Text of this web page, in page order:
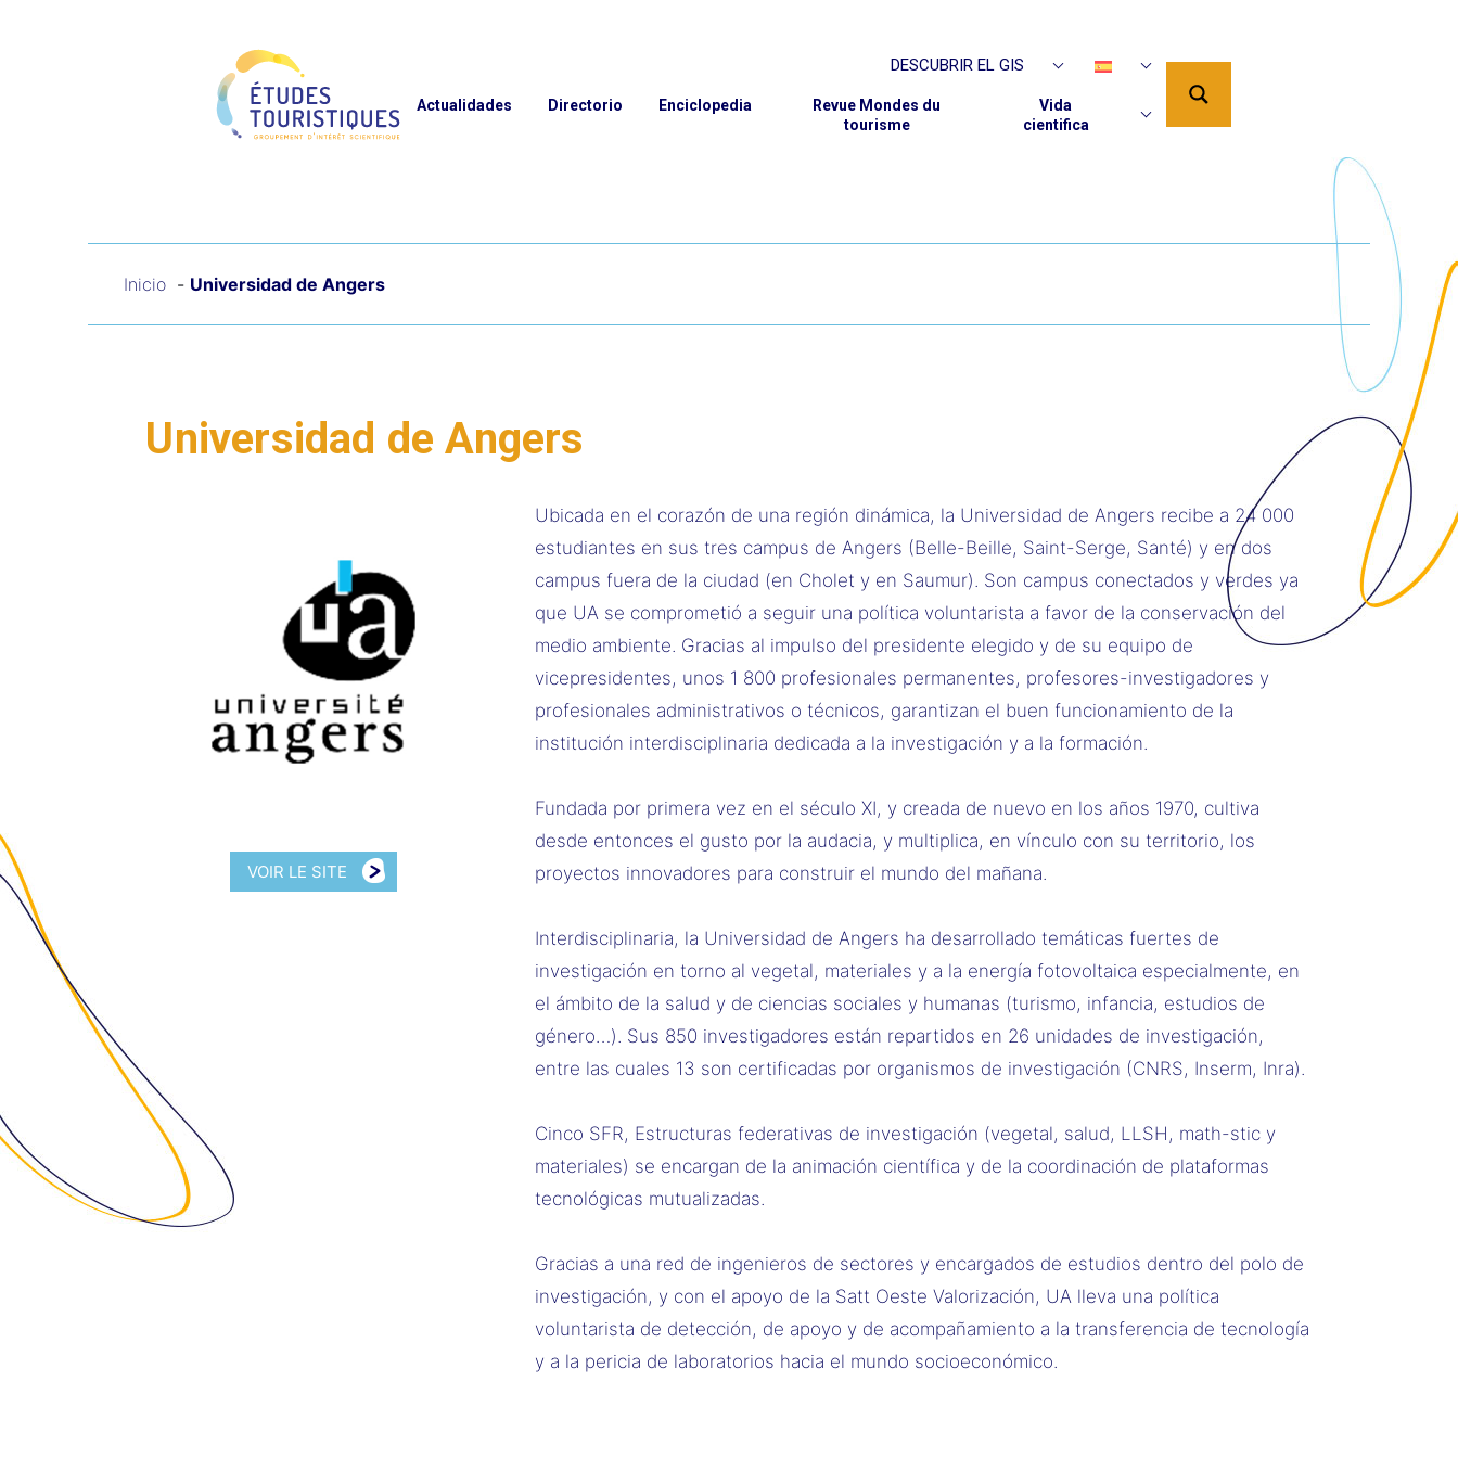
DESCUBRIR EL GIS
PRESENTACIÓN
PROYECTO CIENTÍFICO
SOCIOS
Actualidades Directorio Enciclopedia
Revue Mondes du
tourisme
Vida
cientifica
PROYECTOS
EDITIONS ISTE
Inicio Universidad de Angers
Universidad de Angers
VOIR LE SITE
Ubicada en el corazón de una región dinámica, la Universidad de Angers recibe a 24 000
estudiantes en sus tres campus de Angers (Belle-Beille, Saint-Serge, Santé) y en dos
campus fuera de la ciudad (en Cholet y en Saumur). Son campus conectados y verdes ya
que UA se comprometió a seguir una política voluntarista a favor de la conservación del
medio ambiente. Gracias al impulso del presidente elegido y de su equipo de
vicepresidentes, unos 1 800 profesionales permanentes, profesores-investigadores y
profesionales administrativos o técnicos, garantizan el buen funcionamiento de la
institución interdisciplinaria dedicada a la investigación y a la formación.
Fundada por primera vez en el século XI, y creada de nuevo en los años 1970, cultiva
desde entonces el gusto por la audacia, y multiplica, en vínculo con su territorio, los
proyectos innovadores para construir el mundo del mañana.
Interdisciplinaria, la Universidad de Angers ha desarrollado temáticas fuertes de
investigación en torno al vegetal, materiales y a la energía fotovoltaica especialmente, en
el ámbito de la salud y de ciencias sociales y humanas (turismo, infancia, estudios de
género…). Sus 850 investigadores están repartidos en 26 unidades de investigación,
entre las cuales 13 son certificadas por organismos de investigación (CNRS, Inserm, Inra).
Cinco SFR, Estructuras federativas de investigación (vegetal, salud, LLSH, math-stic y
materiales) se encargan de la animación científica y de la coordinación de plataformas
tecnológicas mutualizadas.
Gracias a una red de ingenieros de sectores y encargados de estudios dentro del polo de
investigación, y con el apoyo de la Satt Oeste Valorización, UA lleva una política
voluntarista de detección, de apoyo y de acompañamiento a la transferencia de tecnología
y a la pericia de laboratorios hacia el mundo socioeconómico.